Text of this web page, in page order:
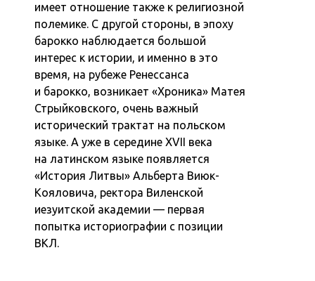
имеет отношение также к религиозной
полемике. С другой стороны, в эпоху
барокко наблюдается большой
интерес к истории, и именно в это
время, на рубеже Ренессанса
и барокко, возникает «Хроника» Матея
Стрыйковского, очень важный
исторический трактат на польском
языке. А уже в середине XVII века
на латинском языке появляется
«История Литвы» Альберта Виюк-
Кояловича, ректора Виленской
иезуитской академии — первая
попытка историографии с позиции
ВКЛ.